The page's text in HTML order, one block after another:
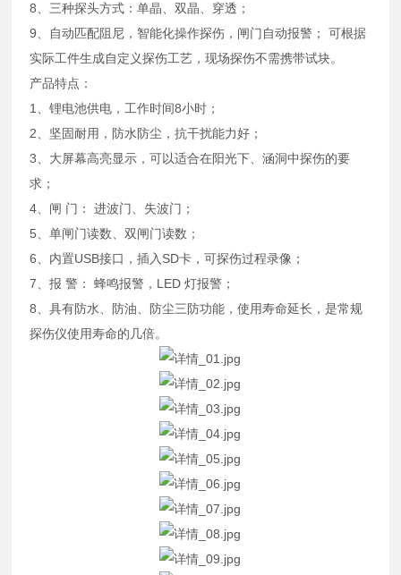
8、三种探头方式：单晶、双晶、穿透；
9、自动匹配阻尼，智能化操作探伤，闸门自动报警； 可根据
实际工件生成自定义探伤工艺，现场探伤不需携带试块。
产品特点：
1、锂电池供电，工作时间8小时；
2、坚固耐用，防水防尘，抗干扰能力好；
3、大屏幕高亮显示，可以适合在阳光下、涵洞中探伤的要
求；
4、闸 门： 进波门、失波门；
5、单闸门读数、双闸门读数；
6、内置USB接口，插入SD卡，可探伤过程录像；
7、报 警： 蜂鸣报警，LED 灯报警；
8、具有防水、防油、防尘三防功能，使用寿命延长，是常规
探伤仪使用寿命的几倍。